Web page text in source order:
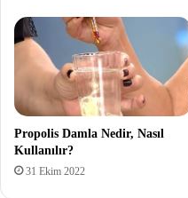
Propolis Damla Nedir, Nasıl
Kullanılır?
31 Ekim 2022